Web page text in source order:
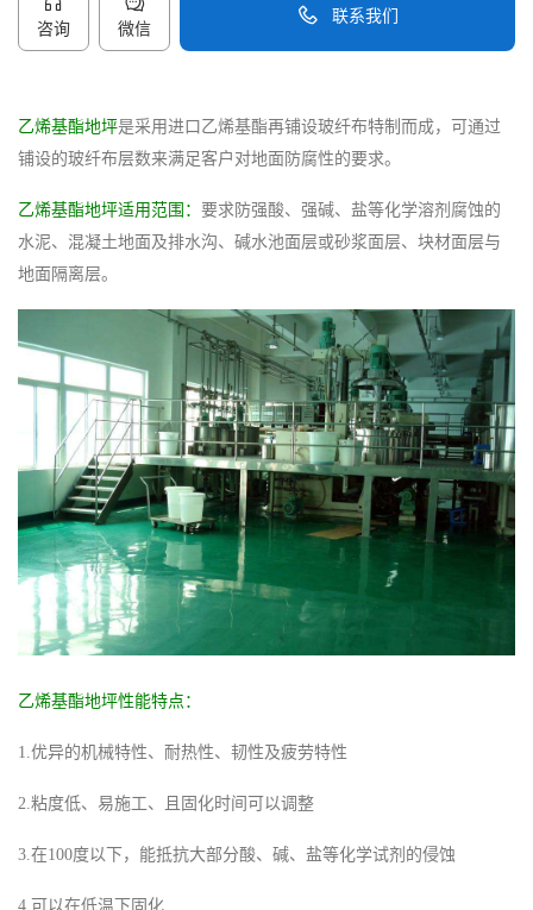
咨询 微信
联系我们
乙烯基酯地坪是采用进口乙烯基酯再铺设玻纤布特制而成，可通过
铺设的玻纤布层数来满足客户对地面防腐性的要求。
乙烯基酯地坪适用范围： 要求防强酸、强碱、盐等化学溶剂腐蚀的
水泥、混凝土地面及排水沟、碱水池面层或砂浆面层、块材面层与
地面隔离层。
乙烯基酯地坪性能特点：
1.优异的机械特性、耐热性、韧性及疲劳特性
2.粘度低、易施工、且固化时间可以调整
3.在100度以下，能抵抗大部分酸、碱、盐等化学试剂的侵蚀
4.可以在低温下固化